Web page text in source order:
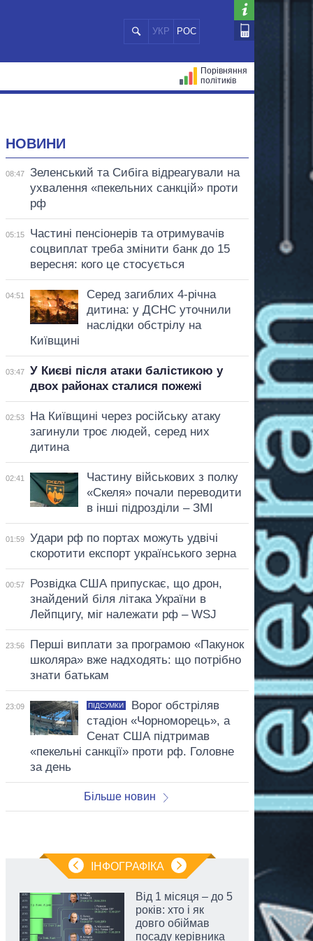
УКР РОС
Порівняння
політиків
НОВИНИ
08:47
Зеленський та Сибіга відреагували на
ухвалення «пекельних санкцій» проти
рф
05:15
Частині пенсіонерів та отримувачів
соцвиплат треба змінити банк до 15
вересня: кого це стосується
04:51
Серед загиблих 4-річна
дитина: у ДСНС уточнили
наслідки обстрілу на
Київщині
03:47
У Києві після атаки балістикою у
двох районах сталися пожежі
02:53
На Київщині через російську атаку
загинули троє людей, серед них
дитина
02:41
Частину військових з полку
«Скеля» почали переводити
в інші підрозділи – ЗМІ
01:59
Удари рф по портах можуть удвічі
скоротити експорт українського зерна
00:57
Розвідка США припускає, що дрон,
знайдений біля літака України в
Лейпцигу, міг належати рф – WSJ
23:56
Перші виплати за програмою «Пакунок
школяра» вже надходять: що потрібно
знати батькам
23:09 ПІДСУМКИ
Ворог обстріляв
стадіон «Чорноморець», а
Сенат США підтримав
«пекельні санкції» проти рф. Головне
за день
Більше новин
ІНФОГРАФІКА
Від 1 місяця – до 5
років: хто і як
довго обіймав
посаду керівника